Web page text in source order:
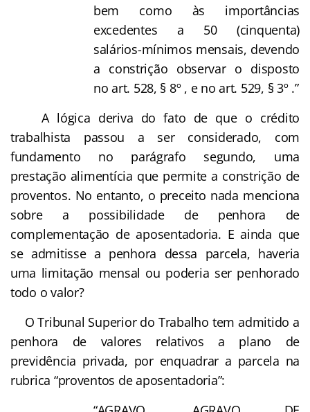
bem como às importâncias
excedentes a 50 (cinquenta)
salários-mínimos mensais, devendo
a constrição observar o disposto
no art. 528, § 8º , e no art. 529, § 3º .”
A lógica deriva do fato de que o crédito
trabalhista passou a ser considerado, com
fundamento no parágrafo segundo, uma
prestação alimentícia que permite a constrição de
proventos. No entanto, o preceito nada menciona
sobre a possibilidade de penhora de
complementação de aposentadoria. E ainda que
se admitisse a penhora dessa parcela, haveria
uma limitação mensal ou poderia ser penhorado
todo o valor?
O Tribunal Superior do Trabalho tem admitido a
penhora de valores relativos a plano de
previdência privada, por enquadrar a parcela na
rubrica “proventos de aposentadoria”: